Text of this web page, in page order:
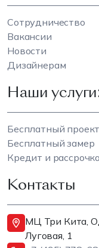
Сотрудничество
Вакансии
Новости
Дизайнерам
Наши
Бесплатный проект
Бесплатный замер
Кредит и рассрочка
Контакты
МЦ Три Кита,
Луговая, 1